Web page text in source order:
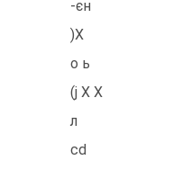
-єн
)Х
о ь
(j X X
л
cd